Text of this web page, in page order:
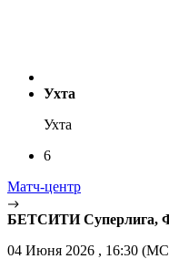
Ухта
Ухта
6
Матч-центр
БЕТСИТИ Суперлига,
04 Июня 2026 , 16:30